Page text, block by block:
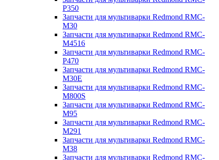
P350
Запчасти для мультиварки Redmond RMC-
M30
Запчасти для мультиварки Redmond RMC-
M4516
Запчасти для мультиварки Redmond RMC-
P470
Запчасти для мультиварки Redmond RMC-
M30E
Запчасти для мультиварки Redmond RMC-
M800S
Запчасти для мультиварки Redmond RMC-
M95
Запчасти для мультиварки Redmond RMC-
M291
Запчасти для мультиварки Redmond RMC-
M38
Запчасти для мультиварки Redmond RMC-